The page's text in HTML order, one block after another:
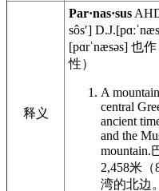
释义
Par·nas·sus
sôsʹ] D.J.
[pɑrˈnæsəs] 也作
性）
A
central
ancient
and the
mountain.
2,458米
湾的北边